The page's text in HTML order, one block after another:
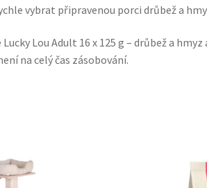
vybrat připravenou porci drůbež a
Lou Adult 16 x 125 g – drůbež a
na celý čas zásobování.